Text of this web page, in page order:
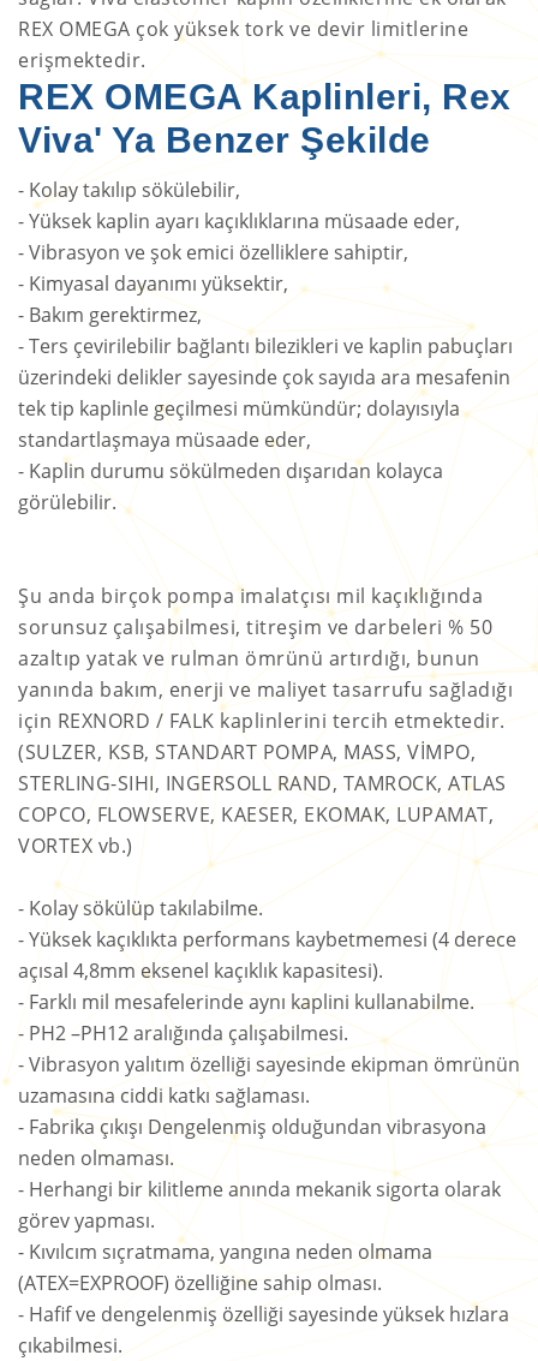
REX OMEGA çok yüksek tork ve devir limitlerine
erişmektedir.
REX OMEGA Kaplinleri, Rex
Viva' Ya Benzer Şekilde
- Kolay takılıp sökülebilir,
- Yüksek kaplin ayarı kaçıklıklarına müsaade eder,
- Vibrasyon ve şok emici özelliklere sahiptir,
- Kimyasal dayanımı yüksektir,
- Bakım gerektirmez,
- Ters çevirilebilir bağlantı bilezikleri ve kaplin pabuçları
üzerindeki delikler sayesinde çok sayıda ara mesafenin
tek tip kaplinle geçilmesi mümkündür; dolayısıyla
standartlaşmaya müsaade eder,
- Kaplin durumu sökülmeden dışarıdan kolayca
görülebilir.
Şu anda birçok pompa imalatçısı mil kaçıklığında
sorunsuz çalışabilmesi, titreşim ve darbeleri % 50
azaltıp yatak ve rulman ömrünü artırdığı, bunun
yanında bakım, enerji ve maliyet tasarrufu sağladığı
için REXNORD / FALK kaplinlerini tercih etmektedir.
(SULZER, KSB, STANDART POMPA, MASS, VİMPO,
STERLING-SIHI, INGERSOLL RAND, TAMROCK, ATLAS
COPCO, FLOWSERVE, KAESER, EKOMAK, LUPAMAT,
VORTEX vb.)
- Kolay sökülüp takılabilme.
- Yüksek kaçıklıkta performans kaybetmemesi (4 derece
açısal 4,8mm eksenel kaçıklık kapasitesi).
- Farklı mil mesafelerinde aynı kaplini kullanabilme.
- PH2 –PH12 aralığında çalışabilmesi.
- Vibrasyon yalıtım özelliği sayesinde ekipman ömrünün
uzamasına ciddi katkı sağlaması.
- Fabrika çıkışı Dengelenmiş olduğundan vibrasyona
neden olmaması.
- Herhangi bir kilitleme anında mekanik sigorta olarak
görev yapması.
- Kıvılcım sıçratmama, yangına neden olmama
(ATEX=EXPROOF) özelliğine sahip olması.
- Hafif ve dengelenmiş özelliği sayesinde yüksek hızlara
çıkabilmesi.